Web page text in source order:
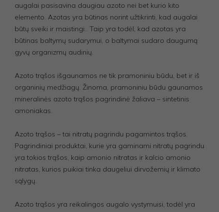
augalai pasisavina daugiau azoto nei bet kurio kito
elemento. Azotas yra būtinas norint užtikrinti, kad augalai
būtų sveiki ir maistingi.. Taip yra todėl, kad azotas yra
būtinas baltymų sudarymui, o baltymai sudaro daugumą
gyvų organizmų audinių.
Azoto trąšos išgaunamos ne tik pramoniniu būdu, bet ir iš
organinių medžiagų. Žinoma, pramoniniu būdu gaunamos
mineralinės azoto trąšos pagrindinė žaliava – sintetinis
amoniakas.
Azoto trąšos – tai nitratų pagrindu pagamintos trąšos.
Pagrindiniai produktai, kurie yra gaminami nitratų pagrindu
yra tokios trąšos, kaip amonio nitratas ir kalcio amonio
nitratas, kurios puikiai tinka daugeliui dirvožemių ir klimato
sąlygų.
Azoto trąšos yra reikalingos augalo vystymuisi, todėl yra